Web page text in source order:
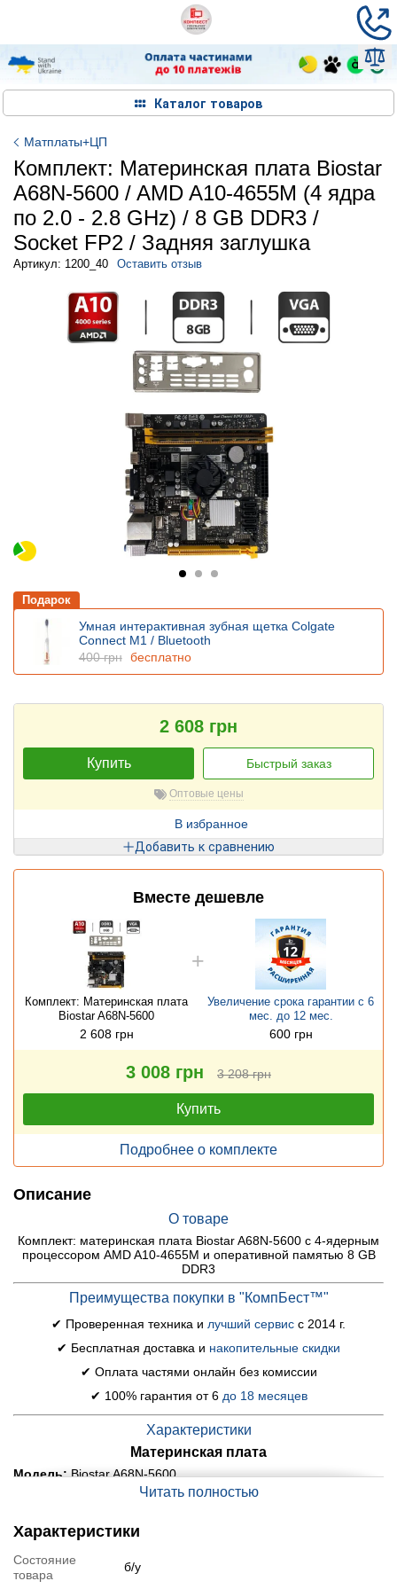
Каталог товаров
Матплаты+ЦП
Комплект: Материнская плата Biostar
A68N-5600 / AMD A10-4655M (4 ядра
по 2.0 - 2.8 GHz) / 8 GB DDR3 /
Socket FP2 / Задняя заглушка
Артикул: 1200_40 Оставить отзыв
Подарок
Умная интерактивная зубная щетка Colgate
Connect M1 / Bluetooth
400 грн бесплатно
2 608 грн
Купить Быстрый заказ
Оптовые цены
В избранное
Добавить к сравнению
Вместе дешевле
Комплект: Материнская плата
Biostar A68N-5600
2 608 грн
Увеличение срока гарантии с 6
мес. до 12 мес.
600 грн
3 008 грн 3 208 грн
Купить
Подробнее о комплекте
Описание
О товаре
Комплект: материнская плата Biostar A68N-5600 с 4-ядерным
процессором AMD A10-4655M и оперативной памятью 8 GB
DDR3
Преимущества покупки в "КомпБест™"
✔ Проверенная техника и лучший сервис с 2014 г.
✔ Бесплатная доставка и накопительные скидки
✔ Оплата частями онлайн без комиссии
✔ 100% гарантия от 6 до 18 месяцев
Характеристики
Материнская плата
Модель:Biostar A68N-5600
MiniATX
Память:DDR3
Количество слотов памяти:
Чипсет:
AMD A68H
Читать полностью
Характеристики
Состояние
товара
б/у